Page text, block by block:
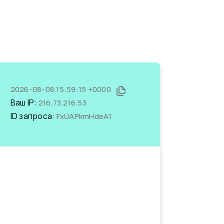
2026-08-08 15:59:15 +0000
Ваш IP: 216.73.216.53
ID запроса: FxUAPkmHdeA1